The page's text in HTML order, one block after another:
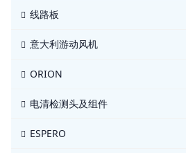
线路板
意大利游动风机
ORION
电清检测头及组件
ESPERO